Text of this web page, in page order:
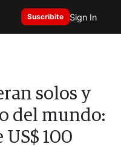
Suscribite Sign In
solos y
del mundo:
US$ 100